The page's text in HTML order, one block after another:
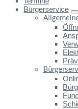
Bürgerservice